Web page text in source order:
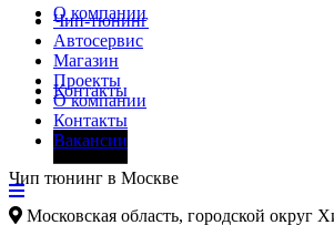
О компании
Контакты
Фары
Чип-тюнинг
Автосервис
Магазин
Проекты
О компании
Контакты
Вакансии
Чип тюнинг в Москве
Московская область, городской округ